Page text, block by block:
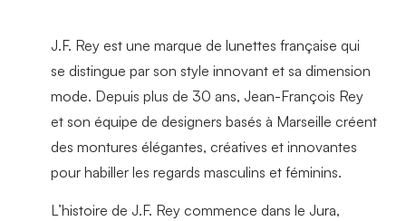
J.F. Rey est une marque de lunettes française qui
se distingue par son style innovant et sa dimension
mode. Depuis plus de 30 ans, Jean-François Rey
et son équipe de designers basés à Marseille créent
des montures élégantes, créatives et innovantes
pour habiller les regards masculins et féminins.
L’histoire de J.F. Rey commence dans le Jura,